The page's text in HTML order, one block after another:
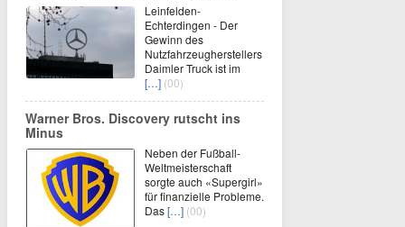
Leinfelden-
Echterdingen - Der
Gewinn des
Nutzfahrzeugherstellers
Daimler Truck ist im
[…] (00)
Warner Bros. Discovery rutscht ins
Minus
Neben der Fußball-
Weltmeisterschaft
sorgte auch «Supergirl»
für finanzielle Probleme.
Das[…] (00)